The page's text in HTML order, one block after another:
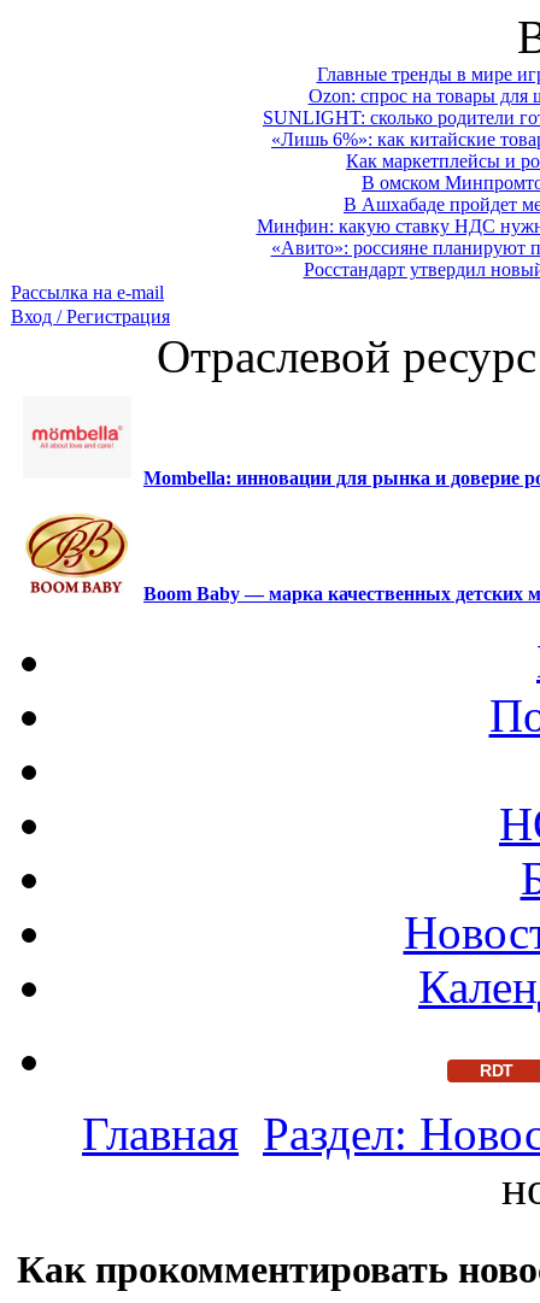
Главные тренды в мире
Ozon: спрос на товары для
SUNLIGHT: сколько родители
«Лишь 6%»: как китайские
Как маркетплейсы и
В омском
В Ашхабаде пройдет
Минфин: какую ставку НДС
«Авито»: россияне планируют
Росстандарт утвердил
Рассылка на e-mail
Вход / Регистрация
Отраслевой
Mombella: инновации для рынка и доверие
Boom Baby — марка качественных детских
RDT
Главная Раздел:
Как прокомментировать